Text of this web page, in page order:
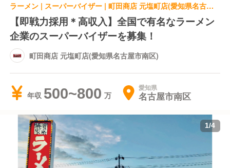
ラーメン | スーパーバイザー | 町田商店 元塩町店(愛知県名古屋市南区)
【即戦力採用＊高収入】全国で有名なラーメン
企業のスーパーバイザーを募集！
町田商店 元塩町店(愛知県名古屋市南区)
年収 500~800 愛知県
名古屋市南区
1/4